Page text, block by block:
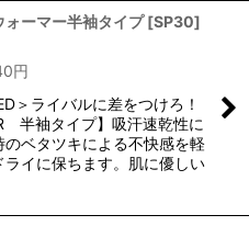
ォーマー半袖タイプ [SP30]
円
＞ライバルに差をつけろ！
半袖タイプ】吸汗速乾性に
ベタツキによる不快感を軽
イに保ちます。肌に優しい